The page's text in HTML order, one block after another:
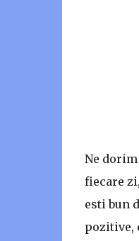
Ne
fiecare
esti bun
pozitive,